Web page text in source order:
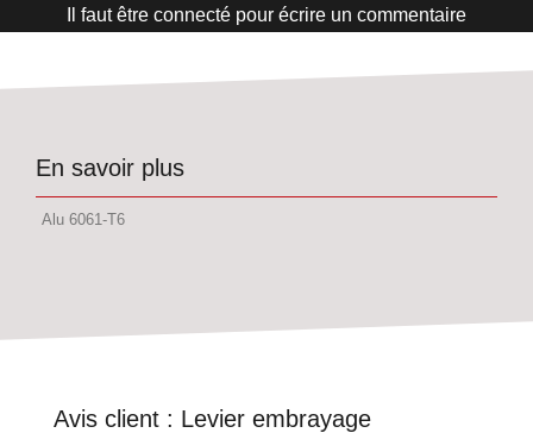
Il faut être connecté pour écrire un commentaire
En savoir plus
Alu 6061-T6
Avis client : Levier embrayage